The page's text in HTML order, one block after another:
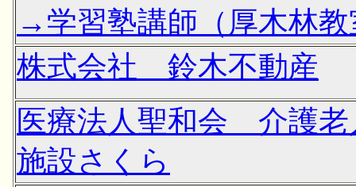
→学習塾講師（厚木林教
株式会社 鈴木不動産
医療法人聖和会 介護老
施設さくら